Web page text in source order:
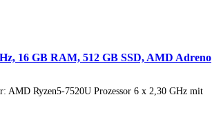
16 GB RAM, 512 GB SSD, AMD Adreno
AMD Ryzen5-7520U Prozessor 6 x 2,30 GHz mit